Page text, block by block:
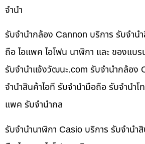
จำนำ
รับจำนำกล้อง Cannon บริการ รับจำน
ถือ ไอแพค ไอโฟน นาฬิกา และ ของแบ
รับจํานําแจ้งวัฒนะ.com รับจำนำกล้อง
จำนำสินค้าไอที รับจำนำมือถือ รับจำนำ
แพค รับจำนำกล
รับจำนำนาฬิกา Casio บริการ รับจำนำ